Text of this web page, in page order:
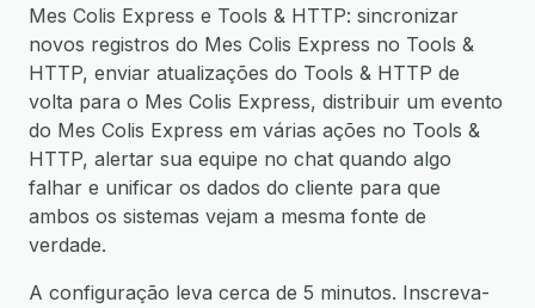
Mes Colis Express e Tools & HTTP: sincronizar
novos registros do Mes Colis Express no Tools &
HTTP, enviar atualizações do Tools & HTTP de
volta para o Mes Colis Express, distribuir um evento
do Mes Colis Express em várias ações no Tools &
HTTP, alertar sua equipe no chat quando algo
falhar e unificar os dados do cliente para que
ambos os sistemas vejam a mesma fonte de
verdade.
A configuração leva cerca de 5 minutos. Inscreva-